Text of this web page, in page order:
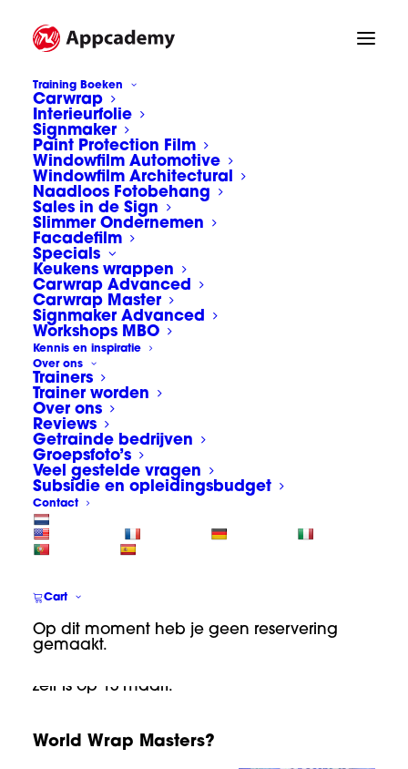
Training Boeken
Carwrap
Interieurfolie
Signmaker
Paint Protection Film
Windowfilm Automotive
Windowfilm Architectural
Naadloos Fotobehang
Sales in de Sign
Slimmer Ondernemen
Facadefilm
Specials
Keukens wrappen
Carwrap Advanced
Carwrap Master
Signmaker Advanced
Workshops MBO
Kennis en inspiratie
Over ons
Trainers
Trainer worden
Over ons
Reviews
Getrainde bedrijven
Groepsfoto’s
Veel gestelde vragen
Subsidie en opleidingsbudget
Contact
Cart
Op dit moment heb je geen reservering
gemaakt.
World Wrap Masters
Netherlands 2023
(UPDATE 6-3) Daar gaan we weer!!!!!!
Topnieuws voor carwrappers!
Nederland
gaat ook dit jaar de
Nederlandse editie van de World Wrap
zal plaats vinden tijdens de beurs
expoin de evenementenhal in Gorinchem.
zelf is op 15 maart.
World Wrap Masters?